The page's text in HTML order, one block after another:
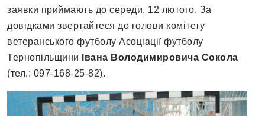
заявки приймають до середи, 12 лютого. За
довідками звертайтеся до голови комітету
ветеранського футболу Асоціації футболу
Тернопільщини
Івана Володимировича Сокола
(тел.: 097-168-25-82).